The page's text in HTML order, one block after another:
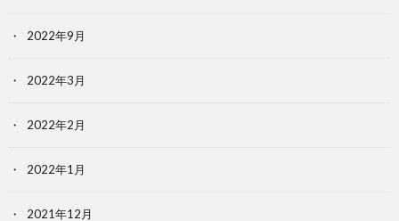
2022年9月
2022年3月
2022年2月
2022年1月
2021年12月